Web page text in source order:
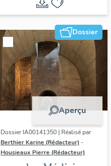
Dossier
Aperçu
Dossier IA00141350 | Réalisé par
Berthier Karine (Rédacteur) -
Housieaux Pierre (Rédacteur)